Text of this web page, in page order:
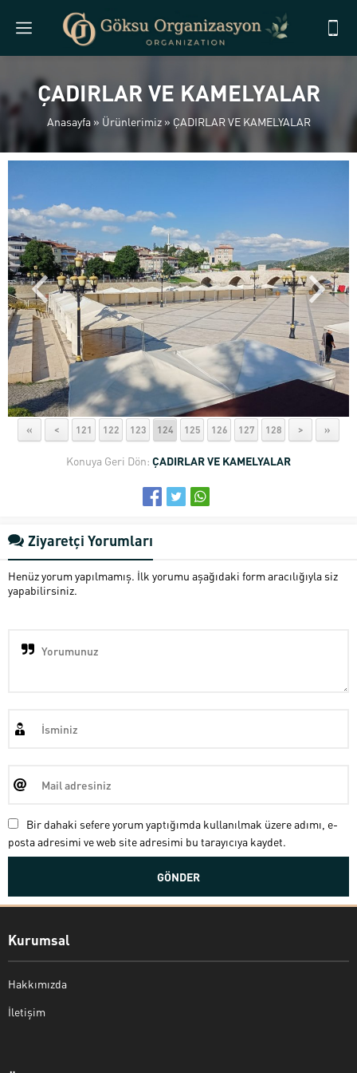
ÇADIRLAR VE KAMELYALAR
Anasayfa» Ürünlerimiz» ÇADIRLAR VE KAMELYALAR
« < 121 122 123 124 125 126 127 128 > »
Konuya Geri Dön: ÇADIRLAR VE KAMELYALAR
Ziyaretçi Yorumları
Henüz yorum yapılmamış. İlk yorumu aşağıdaki form aracılığıyla siz
yapabilirsiniz.
Bir dahaki sefere yorum yaptığımda kullanılmak üzere adımı, e-
posta adresimi ve web site adresimi bu tarayıcıya kaydet.
Kurumsal
Hakkımızda
İletişim